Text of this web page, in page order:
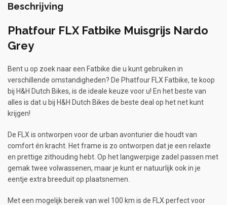
Beschrijving
Phatfour FLX Fatbike Muisgrijs Nardo
Grey
Bent u op zoek naar een Fatbike die u kunt gebruiken in
verschillende omstandigheden? De Phatfour FLX Fatbike, te koop
bij H&H Dutch Bikes, is de ideale keuze voor u! En het beste van
alles is dat u bij H&H Dutch Bikes de beste deal op het net kunt
krijgen!
De FLX is ontworpen voor de urban avonturier die houdt van
comfort én kracht. Het frame is zo ontworpen dat je een relaxte
en prettige zithouding hebt. Op het langwerpige zadel passen met
gemak twee volwassenen, maar je kunt er natuurlijk ook in je
eentje extra breeduit op plaatsnemen.
Met een mogelijk bereik van wel 100 km is de FLX perfect voor